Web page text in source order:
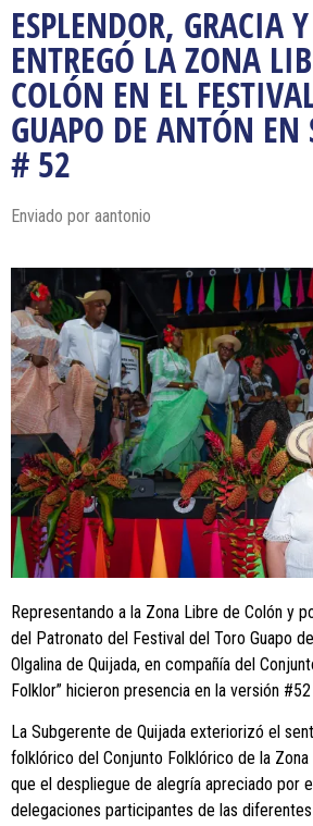
ESPLENDOR, GRACIA
ENTREGÓ LA ZONA
COLÓN EN EL
GUAPO DE ANTÓN EN
# 52
Enviado por aantonio
Representando a la Zona Libre de Colón y
del Patronato del Festival del Toro Guapo
Olgalina de Quijada, en compañía del
Folklor” hicieron presencia en la versión
La Subgerente de Quijada exteriorizó el
folklórico del Conjunto Folklórico de la Zona
que el despliegue de alegría apreciado por
delegaciones participantes de las